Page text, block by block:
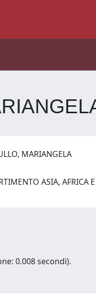
MARIANGELA
ASIA, AFRICA
0.008 secondi).